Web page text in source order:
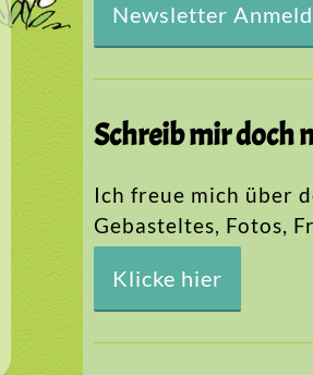
Newsletter
Schreib mir doch
Ich freue mich über
Gebasteltes, Fotos,
Klicke hier